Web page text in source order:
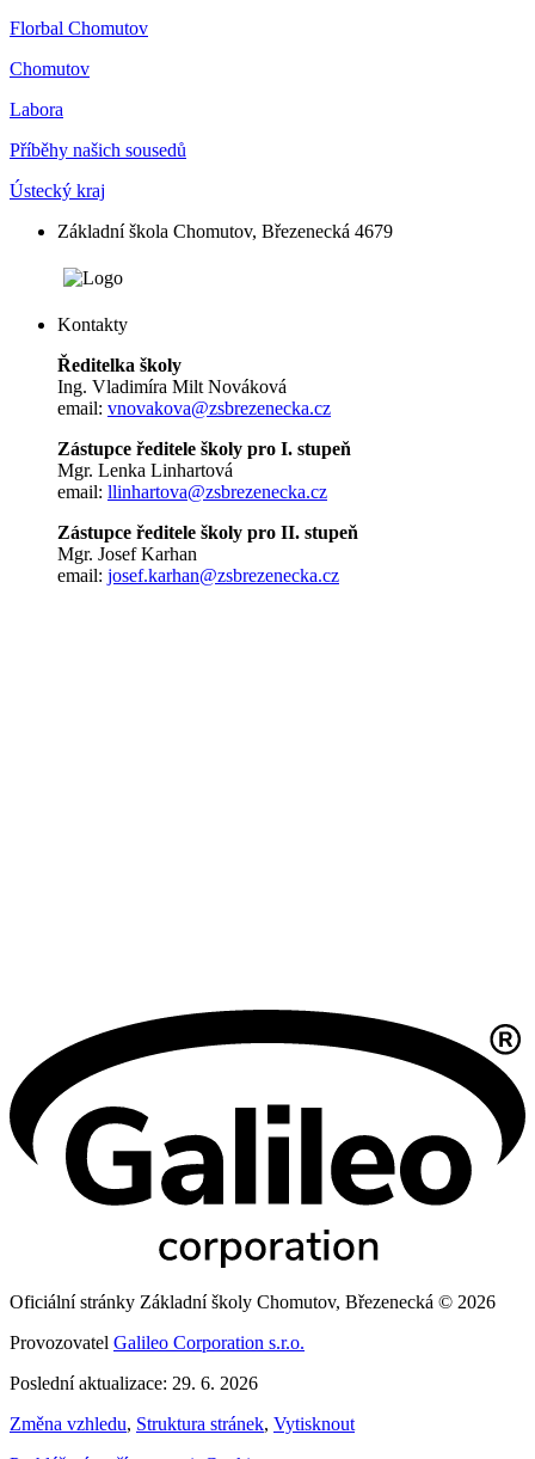
Florbal Chomutov
Chomutov
Labora
Příběhy našich sousedů
Ústecký kraj
Základní škola Chomutov, Březenecká 4679
Kontakty
Ředitelka školy
Ing. Vladimíra Milt Nováková
email: vnovakova@zsbrezenecka.cz
Zástupce ředitele školy pro I. stupeň
Mgr. Lenka Linhartová
email: llinhartova@zsbrezenecka.cz
Zástupce ředitele školy pro II. stupeň
Mgr. Josef Karhan
email: josef.karhan@zsbrezenecka.cz
Oficiální stránky Základní školy Chomutov, Březenecká © 2026
Provozovatel Galileo Corporation s.r.o.
Poslední aktualizace: 29. 6. 2026
Změna vzhledu, Struktura stránek, Vytisknout